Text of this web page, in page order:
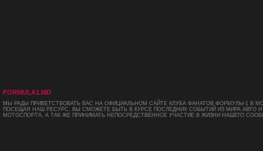
FORMULA1.MD
МЫ РАДЫ ПРИВЕТСТВОВАТЬ ВАС НА ОФИЦИАЛЬНОМ САЙТЕ КЛУБА ФАНАТОВ ФОРМУЛЫ-1 В
ПОСЕЩАЯ НАШ РЕСУРС, ВЫ СМОЖЕТЕ БЫТЬ В КУРСЕ ПОСЛЕДНИХ СОБЫТИЙ ИЗ МИРА АВТО И
МОТОСПОРТА, А ТАК ЖЕ ПРИНИМАТЬ НЕПОСРЕДСТВЕННОЕ УЧАСТИЕ В ЖИЗНИ НАШЕГО